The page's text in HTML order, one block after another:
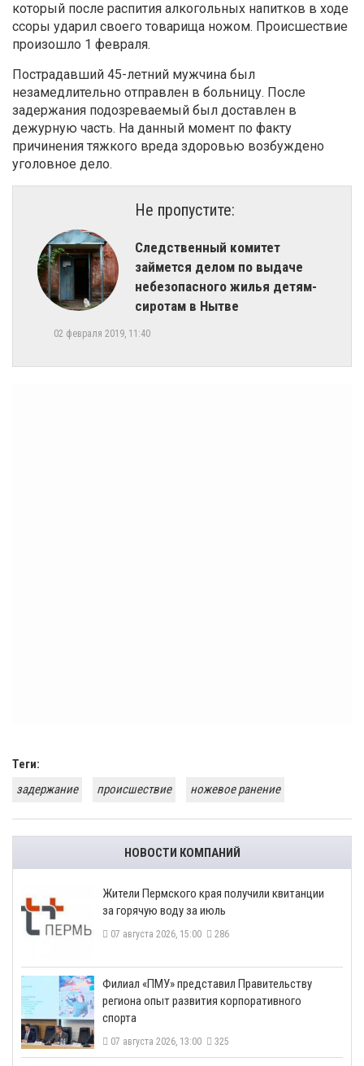
который после распития алкогольных напитков в ходе
ссоры ударил своего товарища ножом. Происшествие
произошло 1 февраля.
Пострадавший 45-летний мужчина был
незамедлительно отправлен в больницу. После
задержания подозреваемый был доставлен в
дежурную часть. На данный момент по факту
причинения тяжкого вреда здоровью возбуждено
уголовное дело.
Не пропустите:
Следственный комитет
займется делом по выдаче
небезопасного жилья детям-
сиротам в Нытве
02 февраля 2019, 11:40
Теги:
задержание
происшествие ножевое ранение
НОВОСТИ КОМПАНИЙ
​Жители Пермского края получили квитанции
за горячую воду за июль
07 августа 2026, 15:00 286
​Филиал «ПМУ» представил Правительству
региона опыт развития корпоративного
спорта
07 августа 2026, 13:00 325